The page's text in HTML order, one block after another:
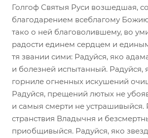
Голгоф Святыя Руси возшедшая, со
благодарением всеблагому
тако о ней благоволившему, во
радости единем сердцем и
тя звании сими: Радуйся, яко
и болезней испытанный. Радуйся,
горниле огненных искушений
Радуйся, прещений лютых не
и самыя смерти не устрашивыйся.
странствия Владычня и
приобщивыйся. Радуйся, яко